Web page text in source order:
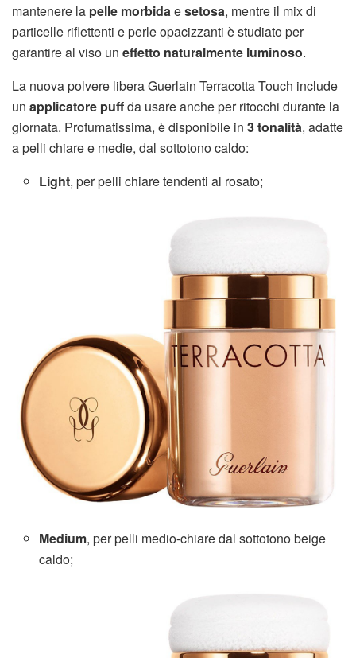
mantenere la pelle morbidaesetosa, mentre il mix di
particelle riflettenti e perle opacizzanti è studiato per
garantire al viso un effetto naturalmente luminoso.
La nuova polvere libera Guerlain Terracotta Touch include
un applicatore puffda usare anche per ritocchi durante la
giornata. Profumatissima, è disponibile in 3 tonalità, adatte
a pelli chiare e medie, dal sottotono caldo:
Light, per pelli chiare tendenti al rosato;
Medium, per pelli medio-chiare dal sottotono beige
caldo;